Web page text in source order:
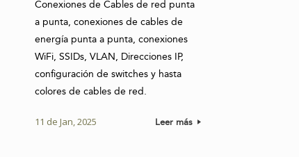
Conexiones de Cables de red punta
a punta, conexiones de cables de
energía punta a punta, conexiones
WiFi, SSIDs, VLAN, Direcciones IP,
configuración de switches y hasta
colores de cables de red.
11 de Jan, 2025 Leer más